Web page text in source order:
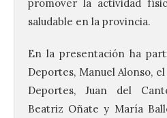
promover la actividad
saludable en la provincia.
En la presentación ha
Deportes, Manuel Alonso,
Deportes, Juan del
Beatriz Oñate y María